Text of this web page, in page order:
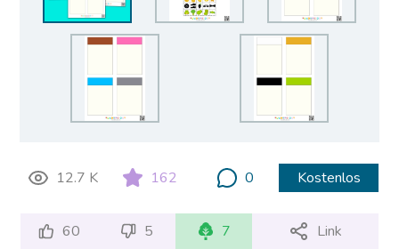
12.7 K 162 0 Kostenlos
60 5 7 Link